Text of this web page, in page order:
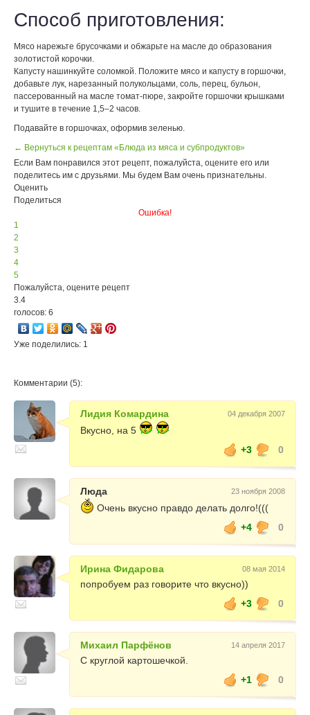
Способ приготовления:
Мясо нарежьте брусочками и обжарьте на масле до образования
золотистой корочки.
Капусту нашинкуйте соломкой. Положите мясо и капусту в горшочки,
добавьте лук, нарезанный полукольцами, соль, перец, бульон,
пассерованный на масле томат-пюре, закройте горшочки крышками
и тушите в течение 1,5–2 часов.
Подавайте в горшочках, оформив зеленью.
← Вернуться к рецептам «Блюда из мяса и субпродуктов»
Если Вам понравился этот рецепт, пожалуйста, оцените его или
поделитесь им с друзьями. Мы будем Вам очень признательны.
Оценить
Поделиться
Ошибка!
1
2
3
4
5
Пожалуйста, оцените рецепт
3.4
голосов: 6
Уже поделились: 1
Комментарии (5):
Лидия Комардина 04 декабря 2007
Вкусно, на 5
+3
0
Люда 23 ноября 2008
Очень вкусно правдо делать долго!(((
+4
0
Ирина Фидарова 08 мая 2014
попробуем раз говорите что вкусно))
+3
0
Михаил Парфёнов 14 апреля 2017
С круглой картошечкой.
+1
0